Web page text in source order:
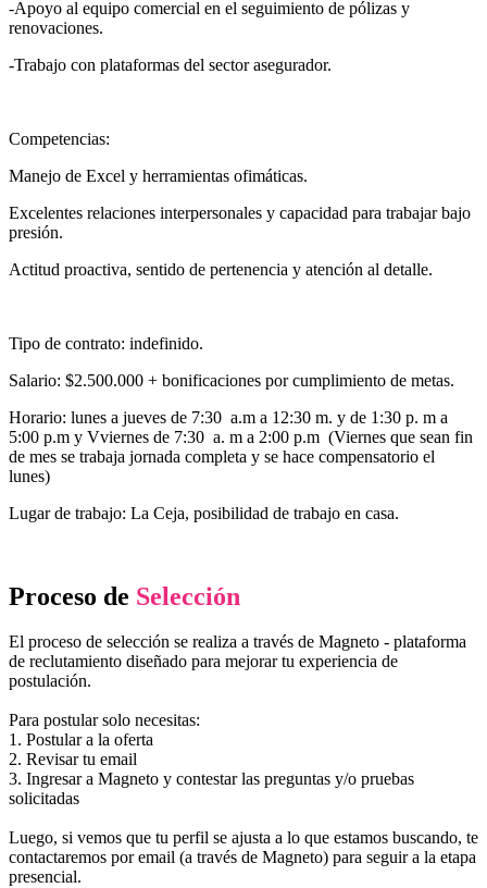
-Apoyo al equipo comercial en el seguimiento de pólizas y
renovaciones.
-Trabajo con plataformas del sector asegurador.
Competencias:
Manejo de Excel y herramientas ofimáticas.
Excelentes relaciones interpersonales y capacidad para trabajar bajo
presión.
Actitud proactiva, sentido de pertenencia y atención al detalle.
Tipo de contrato: indefinido.
Salario: $2.500.000 + bonificaciones por cumplimiento de metas.
Horario: lunes a jueves de 7:30 a.m a 12:30 m. y de 1:30 p. m a
5:00 p.m y Vviernes de 7:30 a. m a 2:00 p.m (Viernes que sean fin
de mes se trabaja jornada completa y se hace compensatorio el
lunes)
Lugar de trabajo: La Ceja, posibilidad de trabajo en casa.
Proceso de Selección
El proceso de selección se realiza a través de Magneto - plataforma
de reclutamiento diseñado para mejorar tu experiencia de
postulación.
Para postular solo necesitas:
1. Postular a la oferta
2. Revisar tu email
3. Ingresar a Magneto y contestar las preguntas y/o pruebas
solicitadas
Luego, si vemos que tu perfil se ajusta a lo que estamos buscando, te
contactaremos por email (a través de Magneto) para seguir a la etapa
presencial.